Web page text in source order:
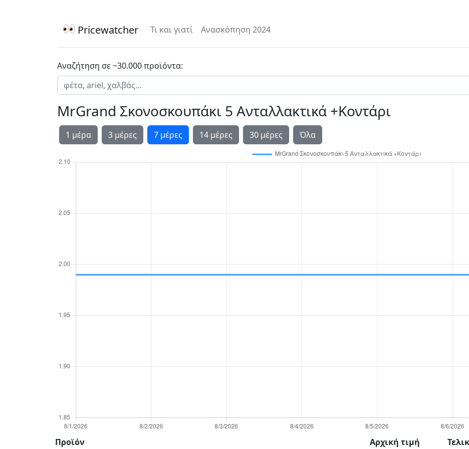
Pricewatcher Τι και γιατί Ανασκόπηση 2024
Αναζήτηση σε ~30.000 προϊόντα:
MrGrand Σκονοσκουπάκι 5 Ανταλλακτικά +Κοντάρι
1 μέρα 3 μέρες 7 μέρες 14 μέρες 30 μέρες Όλα
Προϊόν Αρχική τιμή